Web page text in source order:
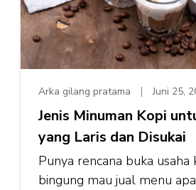
Arka gilang pratama Juni 25,
Jenis Minuman Kopi
yang Laris dan Disukai
Punya rencana buka usaha
bingung mau jual menu